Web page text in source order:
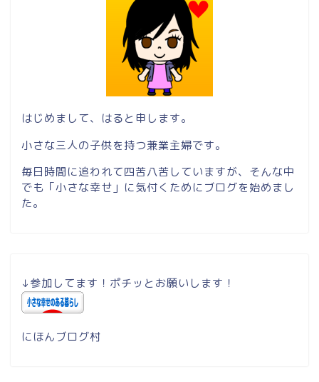
はじめまして、はると申します。
小さな三人の子供を持つ兼業主婦です。
毎日時間に追われて四苦八苦していますが、そんな中
でも「小さな幸せ」に気付くためにブログを始めまし
た。
↓参加してます！ポチッとお願いします！
にほんブログ村